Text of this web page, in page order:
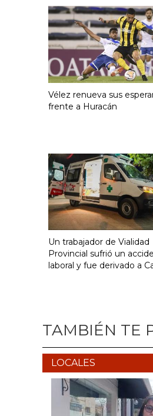
Vélez renueva sus
frente a Huracán
Un trabajador de Vialidad
Provincial sufrió un
laboral y fue derivado a
TAMBIÉN TE
LOCALES